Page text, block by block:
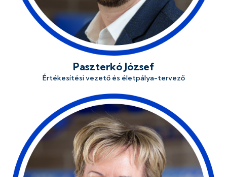
Paszterkó József
Értékesítési vezető és életpálya-tervező